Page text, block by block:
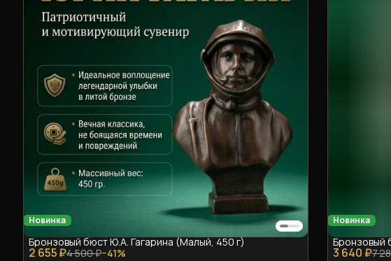
Новинка
2 655 ₽4 500 ₽−41%
Бронзовый бюст Ю.А. Гагарина (Малый, 450 г)
Новинка
3 640 ₽7
Бронзовый